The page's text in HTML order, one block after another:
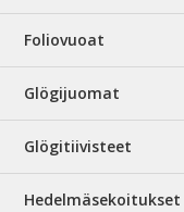
Foliovuoat
Glögijuomat
Glögitiivisteet
Hedelmäsekoitukset